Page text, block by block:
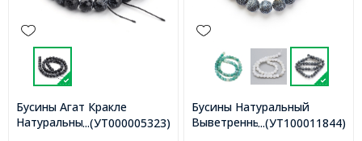
...(УТ000005323)
Бусины Агат Кракле
Натуральный, Класс А,
...(УТ100011844)
Бусины Натуральный
Выветренный Агат,